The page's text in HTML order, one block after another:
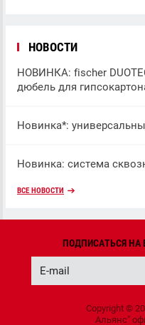
НОВОСТИ
НОВИНКА: fischer
дюбель для
Новинка*:
Новинка: система
ВСЕ НОВОСТИ
ПОДПИСАТЬСЯ
Copyright ©
Альянс"